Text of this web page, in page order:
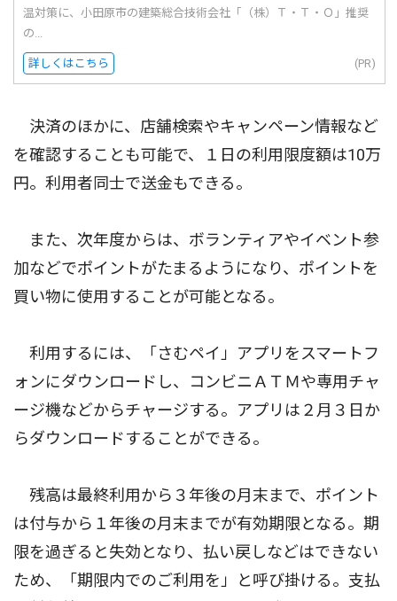
温対策に、小田原市の建築総合技術会社「（株）Ｔ・Ｔ・Ｏ」推奨
の...
詳しくはこちら (PR)
決済のほかに、店舗検索やキャンペーン情報など
を確認することも可能で、１日の利用限度額は10万
円。利用者同士で送金もできる。
また、次年度からは、ボランティアやイベント参
加などでポイントがたまるようになり、ポイントを
買い物に使用することが可能となる。
利用するには、「さむペイ」アプリをスマートフ
ォンにダウンロードし、コンビニＡＴＭや専用チャ
ージ機などからチャージする。アプリは２月３日か
らダウンロードすることができる。
残高は最終利用から３年後の月末まで、ポイント
は付与から１年後の月末までが有効期限となる。期
限を過ぎると失効となり、払い戻しなどはできない
ため、「期限内でのご利用を」と呼び掛ける。支払